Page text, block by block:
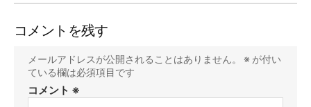
コメントを残す
メールアドレスが公開されることはありません。 ※ が付い
ている欄は必須項目です
コメント ※